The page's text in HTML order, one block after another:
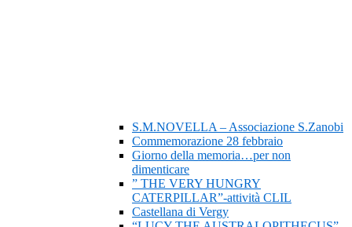
S.M.NOVELLA – Associazione S.Zanobi
Commemorazione 28 febbraio
Giorno della memoria…per non
dimenticare
” THE VERY HUNGRY
CATERPILLAR”-attività CLIL
Castellana di Vergy